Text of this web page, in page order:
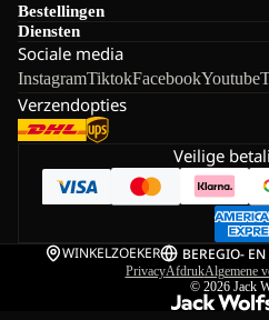
Bestellingen
Diensten
Sociale media
InstagramTiktokFacebookYoutube
Verzendopties
Veilige
WINKELZOEKER BEREGIO-
PrivacyAfdrukAlgemene
© 2026 Jack